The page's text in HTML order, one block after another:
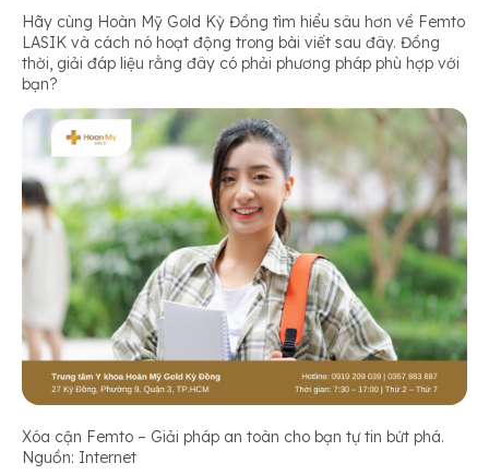
Hãy cùng Hoàn Mỹ Gold Kỳ Đồng tìm hiểu sâu hơn về Femto
LASIK và cách nó hoạt động trong bài viết sau đây. Đồng
thời, giải đáp liệu rằng đây có phải phương pháp phù hợp với
bạn?
Xóa cận Femto – Giải pháp an toàn cho bạn tự tin bứt phá.
Nguồn: Internet